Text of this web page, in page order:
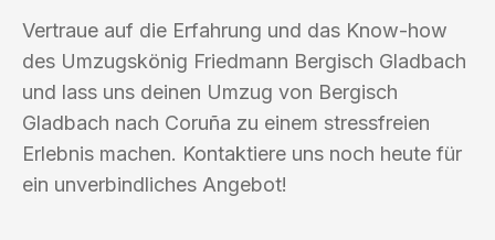
Vertraue auf die Erfahrung und das Know-how
des Umzugskönig Friedmann Bergisch Gladbach
und lass uns deinen Umzug von Bergisch
Gladbach nach Coruña zu einem stressfreien
Erlebnis machen. Kontaktiere uns noch heute für
ein unverbindliches Angebot!